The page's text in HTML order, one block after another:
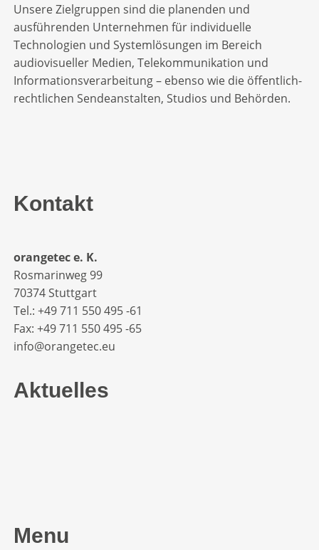
Unsere Zielgruppen sind die planenden und
ausführenden Unternehmen für individuelle
Technologien und Systemlösungen im Bereich
audiovisueller Medien, Telekommunikation und
Informationsverarbeitung – ebenso wie die öffentlich-
rechtlichen Sendeanstalten, Studios und Behörden.
Kontakt
orangetec e. K.
Rosmarinweg 99
70374 Stuttgart
Tel.: +49 711 550 495 -61‬
Fax: +49 711 550 495 -65‬
info@orangetec.eu
Aktuelles
Menu